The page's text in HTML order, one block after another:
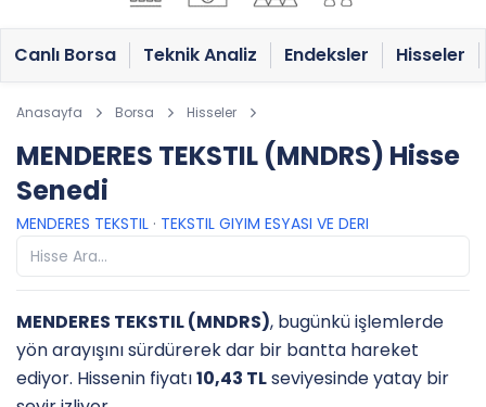
Canlı Borsa Teknik Analiz Endeksler Hisseler
Anasayfa Borsa Hisseler
MENDERES TEKSTIL (MNDRS) Hisse
Senedi
MENDERES TEKSTIL · TEKSTIL GIYIM ESYASI VE DERI
MENDERES TEKSTIL (MNDRS), bugünkü işlemlerde
yön arayışını sürdürerek dar bir bantta hareket
ediyor. Hissenin fiyatı10,43 TLseviyesinde yatay bir